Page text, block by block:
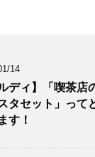
14
ルディ】「喫茶
タセット」って
す！